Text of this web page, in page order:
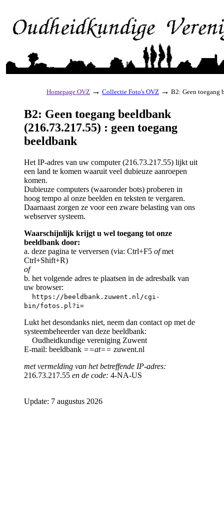
Homepage OVZ → Collectie Foto's OVZ → B2: Geen toegang
B2: Geen toegang beeldbank
(216.73.217.55) : geen toegang
beeldbank
Het IP-adres van uw computer (216.73.217.55) lijkt uit
een land te komen waaruit veel dubieuze aanroepen
komen.
Dubieuze computers (waaronder bots) proberen in
hoog tempo al onze beelden en teksten te vergaren.
Daarnaast zorgen ze voor een zware belasting van ons
webserver systeem.
Waarschijnlijk krijgt u wel toegang tot onze
beeldbank door:
a. deze pagina te verversen (via: Ctrl+F5 ofmet
Ctrl+Shift+R)
of
b. het volgende adres te plaatsen in de adresbalk van
uw browser:
https://beeldbank.zuwent.nl/cgi-
bin/fotos.pl?i=
Lukt het desondanks niet, neem dan contact op met de
systeembeheerder van deze beeldbank:
Oudheidkundige vereniging Zuwent
E-mail: beeldbank ==at== zuwent.nl
met vermelding van het betreffende IP-adres:
216.73.217.55 en de code: 4-NA-US
Update: 7 augustus 2026